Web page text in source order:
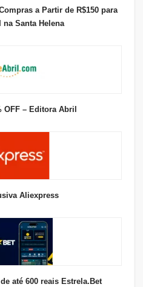
a Partir de R$150 para
Santa Helena
OFF – Editora Abril
Aliexpress
até 600 reais Estrela.Bet